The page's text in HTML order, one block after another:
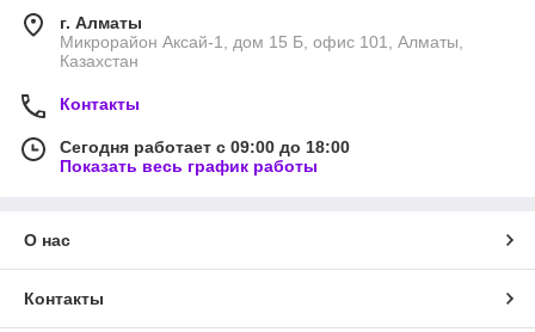
г. Алматы
Микрорайон Аксай-1, дом 15 Б, офис 101, Алматы,
Казахстан
Контакты
Сегодня работает с 09:00 до 18:00
Показать весь график работы
О нас
Контакты